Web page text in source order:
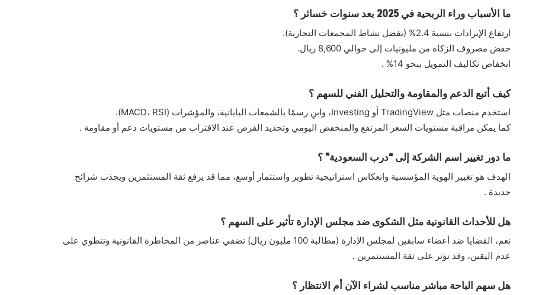
ما الأسباب وراء الربحية في 2025 بعد سنوات خسائر ؟
ارتفاع الإيرادات بنسبة 2.4% (بفضل نشاط المجمعات التجارية).
خفض مصروف الزكاة من مليونيات إلى حوالي 8,600 ريال.
انخفاض تكاليف التمويل بنحو 14% .
كيف أتبع الدعم والمقاومة والتحليل الفني للسهم ؟
استخدم منصات مثل TradingView أو Investing، وابنِ رسمًا بالشمعات اليابانية، والمؤشرات (MACD، RSI).
كما يمكن مراقبة مستويات السعر المرتفع والمنخفض اليومي وتحديد الفرص عند الاقتراب من مستويات دعم أو مقاومة .
ما دور تغيير اسم الشركة إلى “درب السعودية” ؟
الهدف هو تغيير الهوية المؤسسية وانعكاس استراتيجية تطوير واستثمار أوسع، مما قد يرفع ثقة المستثمرين ويجذب شرائح
جديدة .
هل للأحداث القانونية مثل الشكوى ضد مجلس الإدارة تأثير على السهم ؟
نعم، القضايا ضد أعضاء سابقين لمجلس الإدارة (مطالبة 100 مليون ريال) تضفي عناصر من المخاطرة القانونية وتنطوي على
عدم اليقين، وقد تؤثر على ثقة المستثمرين .
هل سهم الباحة مباشر مناسب لشراء الآن أم الانتظار ؟